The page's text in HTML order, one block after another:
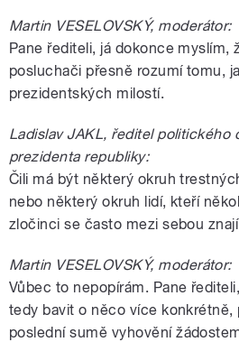
Martin VESELOVSKÝ, moderátor:
Pane řediteli, já dokonce myslím,
posluchači přesně rozumí tomu,
prezidentských milostí.
Ladislav JAKL, ředitel politického
prezidenta republiky:
Čili má být některý okruh
nebo některý okruh lidí, kteří
zločinci se často mezi sebou
Martin VESELOVSKÝ, moderátor:
Vůbec to nepopírám. Pane
tedy bavit o něco více konkrétně,
poslední sumě vyhovění